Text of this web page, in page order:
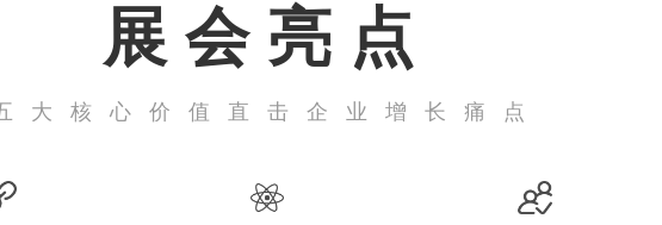
展会亮点
大核心价值直击企业增长痛点